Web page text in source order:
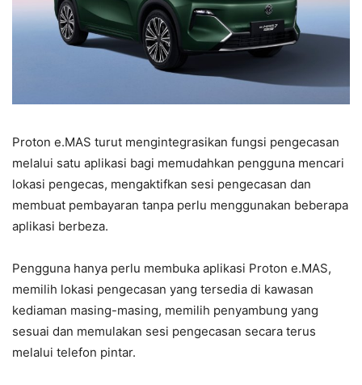
Proton e.MAS turut mengintegrasikan fungsi pengecasan
melalui satu aplikasi bagi memudahkan pengguna mencari
lokasi pengecas, mengaktifkan sesi pengecasan dan
membuat pembayaran tanpa perlu menggunakan beberapa
aplikasi berbeza.
Pengguna hanya perlu membuka aplikasi Proton e.MAS,
memilih lokasi pengecasan yang tersedia di kawasan
kediaman masing-masing, memilih penyambung yang
sesuai dan memulakan sesi pengecasan secara terus
melalui telefon pintar.